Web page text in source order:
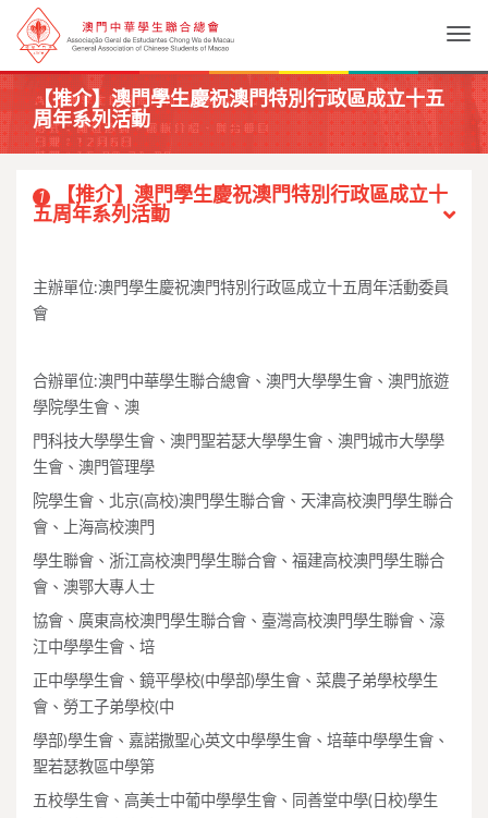
【推介】澳門學生慶祝澳門特別行政區成立十五
周年系列活動
1
【推介】澳門學生慶祝澳門特別行政區成立十
五周年系列活動
主辦單位:澳門學生慶祝澳門特別行政區成立十五周年活動委員
會
合辦單位:澳門中華學生聯合總會、澳門大學學生會、澳門旅遊
學院學生會、澳
門科技大學學生會、澳門聖若瑟大學學生會、澳門城市大學學
生會、澳門管理學
院學生會、北京(高校)澳門學生聯合會、天津高校澳門學生聯合
會、上海高校澳門
學生聯會、浙江高校澳門學生聯合會、福建高校澳門學生聯合
會、澳鄂大專人士
協會、廣東高校澳門學生聯合會、臺灣高校澳門學生聯會、濠
江中學學生會、培
正中學學生會、鏡平學校(中學部)學生會、菜農子弟學校學生
會、勞工子弟學校(中
學部)學生會、嘉諾撒聖心英文中學學生會、培華中學學生會、
聖若瑟教區中學第
五校學生會、高美士中葡中學學生會、同善堂中學(日校)學生